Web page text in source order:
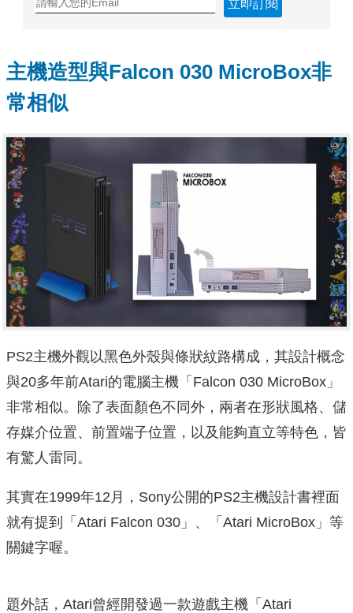
立即訂閱
主機造型與Falcon 030 MicroBox非
常相似
PS2主機外觀以黑色外殼與條狀紋路構成，其設計概念
與20多年前Atari的電腦主機「Falcon 030 MicroBox」
非常相似。除了表面顏色不同外，兩者在形狀風格、儲
存媒介位置、前置端子位置，以及能夠直立等特色，皆
有驚人雷同。
其實在1999年12月，Sony公開的PS2主機設計書裡面
就有提到「Atari Falcon 030」、「Atari MicroBox」等
關鍵字喔。
題外話，Atari曾經開發過一款遊戲主機「Atari